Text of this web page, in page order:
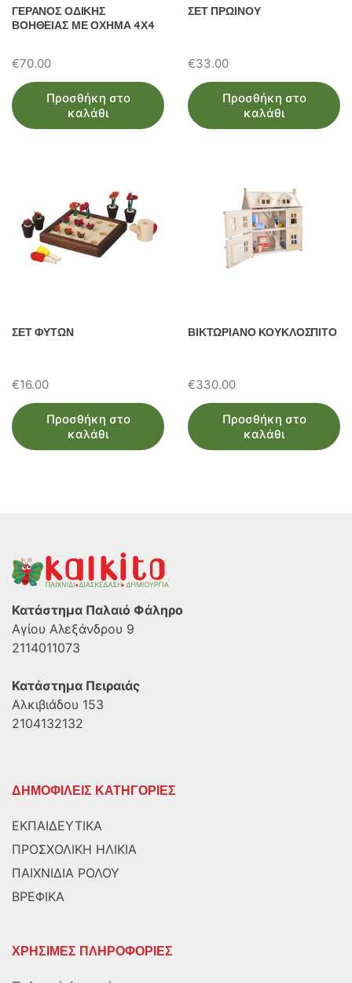
ΓΕΡΑΝΟΣ ΟΔΙΚΗΣ
ΒΟΗΘΕΙΑΣ ΜΕ ΟΧΗΜΑ 4Χ4
€70.00
Προσθήκη στο
καλάθι
ΣΕΤ ΠΡΩΙΝΟΥ
€33.00
Προσθήκη στο
καλάθι
ΣΕΤ ΦΥΤΩΝ
€16.00
Προσθήκη στο
καλάθι
ΒΙΚΤΩΡΙΑΝΟ ΚΟΥΚΛΟΣΠΙΤΟ
€330.00
Προσθήκη στο
καλάθι
Κατάστημα Παλαιό Φάληρο
Αγίου Αλεξάνδρου 9
2114011073
Κατάστημα Πειραιάς
Αλκιβιάδου 153
2104132132
ΔΗΜΟΦΙΛΕΙΣ ΚΑΤΗΓΟΡΙΕΣ
ΕΚΠΑΙΔΕΥΤΙΚΑ
ΠΡΟΣΧΟΛΙΚΗ ΗΛΙΚΙΑ
ΠΑΙΧΝΙΔΙΑ ΡΟΛΟΥ
ΒΡΕΦΙΚΑ
ΧΡΗΣΙΜΕΣ ΠΛΗΡΟΦΟΡΙΕΣ